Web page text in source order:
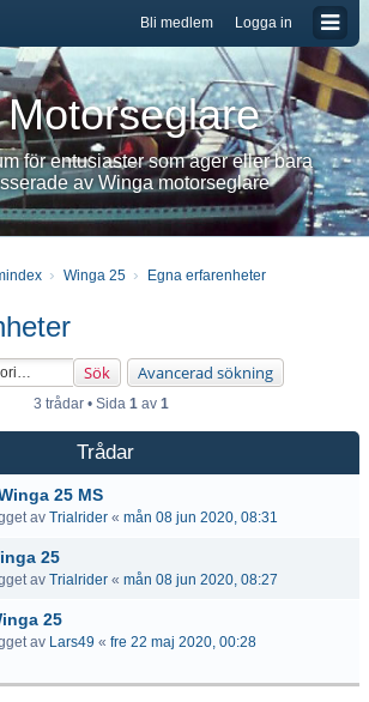
Logga in
Bli medlem
för entusiaster som äger eller bara
av Winga motorseglare
Winga 25 Egna erfarenheter
Sök Avancerad sökning
3 trådar • Sida 1av 1
Trådar
25 MS
av Trialrider « mån 08 jun 2020, 08:31
25
av Trialrider « mån 08 jun 2020, 08:27
25
av Lars49 « fre 22 maj 2020, 00:28